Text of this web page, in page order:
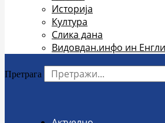
Историја
Култура
Слика дана
Видовдан.инфо ин
Претрага